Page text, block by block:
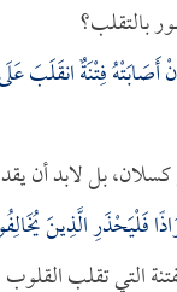
بالتقلب؟
فِتْنَةٌ انقَلَبَ
كسلان، بل لابد أن
فَلْيَحْذَرِ الَّذِينَ